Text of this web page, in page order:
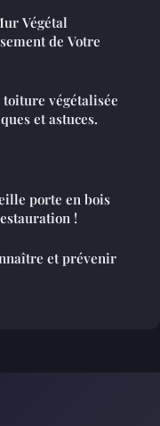
Végétal
de Votre
végétalisée
et astuces.
porte en bois
!
et prévenir